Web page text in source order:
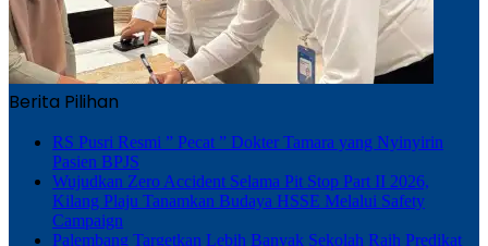
Berita Pilihan
RS Pusri Resmi ” Pecat ” Dokter Tamara yang Nyinyirin
Pasien BPJS
Wujudkan Zero Accident Selama Pit Stop Part II 2026,
Kilang Plaju Tanamkan Budaya HSSE Melalui Safety
Campaign
Palembang Targetkan Lebih Banyak Sekolah Raih Predikat